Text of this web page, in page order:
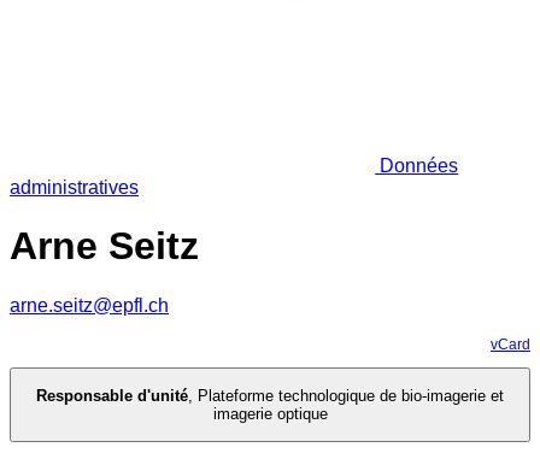
Données
administratives
Arne Seitz
arne.seitz@epfl.ch
vCard
Responsable d'unité, Plateforme technologique de bio-imagerie et
imagerie optique